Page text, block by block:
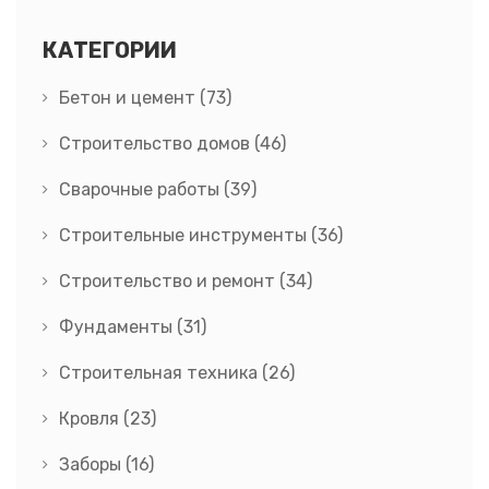
КАТЕГОРИИ
Бетон и цемент (73)
Строительство домов (46)
Сварочные работы (39)
Строительные инструменты (36)
Строительство и ремонт (34)
Фундаменты (31)
Строительная техника (26)
Кровля (23)
Заборы (16)